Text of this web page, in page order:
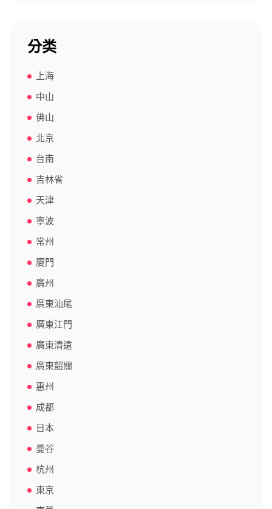
分类
上海
中山
佛山
北京
台南
吉林省
天津
寧波
常州
廈門
廣州
廣東汕尾
廣東江門
廣東清遠
廣東韶關
惠州
成都
日本
曼谷
杭州
東京